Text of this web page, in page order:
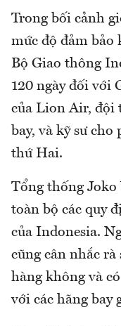
Trong bối cảnh
mức độ đảm bảo
Bộ Giao thông
120 ngày đối với
của Lion Air, đội
bay, và kỹ sư
thứ Hai.
Tổng thống Joko
toàn bộ các quy
của Indonesia.
cũng cân nhắc rà
hàng không và
với các hãng bay